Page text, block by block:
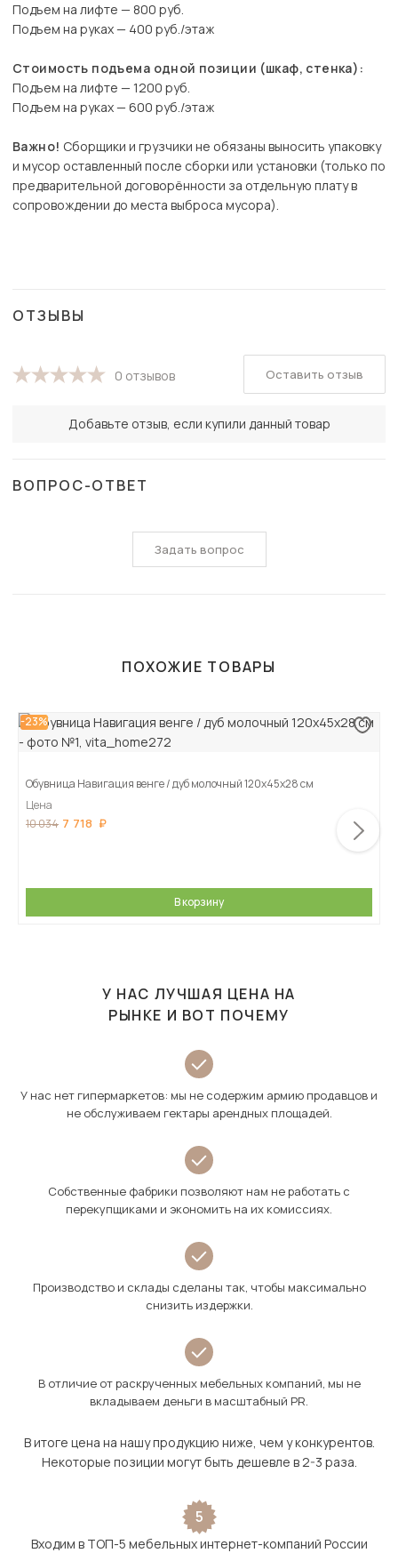
Подъем на лифте — 800 руб.
Подъем на руках — 400 руб./этаж
Стоимость подъема одной позиции (шкаф, стенка):
Подъем на лифте — 1200 руб.
Подъем на руках — 600 руб./этаж
Важно! Сборщики и грузчики не обязаны выносить упаковку
и мусор оставленный после сборки или установки (только по
предварительной договорённости за отдельную плату в
сопровождении до места выброса мусора).
ОТЗЫВЫ
0 отзывов
Добавьте отзыв, если купили данный товар
Оставить отзыв
ВОПРОС-ОТВЕТ
Задать вопрос
ПОХОЖИЕ ТОВАРЫ
-23%
Обувница Навигация венге / дуб молочный 120х45х28 см
Цена
10 034 7 718
В корзину
У НАС ЛУЧШАЯ ЦЕНА НА
РЫНКЕ И ВОТ ПОЧЕМУ
У нас нет гипермаркетов: мы не содержим армию продавцов и
не обслуживаем гектары арендных площадей.
Собственные фабрики позволяют нам не работать с
перекупщиками и экономить на их комиссиях.
Производство и склады сделаны так, чтобы максимально
снизить издержки.
В отличие от раскрученных мебельных компаний, мы не
вкладываем деньги в масштабный PR.
В итоге цена на нашу продукцию ниже, чем у конкурентов.
Некоторые позиции могут быть дешевле в 2-3 раза.
5
Входим в ТОП-5 мебельных интернет-компаний России